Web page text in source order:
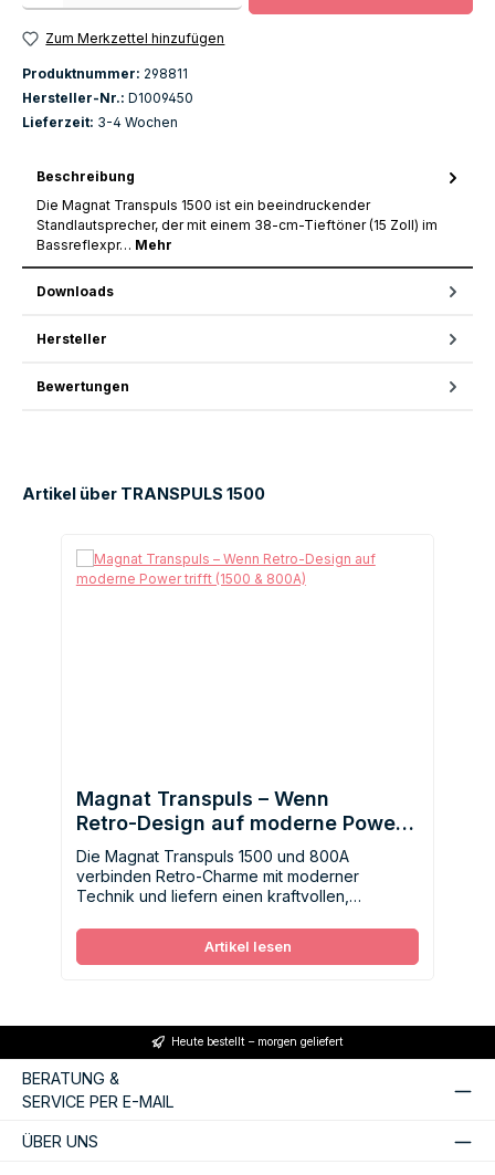
Zum Merkzettel hinzufügen
Produktnummer: 298811
Hersteller-Nr.: D1009450
Lieferzeit: 3-4 Wochen
Beschreibung
Die Magnat Transpuls 1500 ist ein beeindruckender
Standlautsprecher, der mit einem 38-cm-Tieftöner (15 Zoll) im
Bassreflexpr… Mehr
Downloads
Hersteller
Bewertungen
Artikel über TRANSPULS 1500
Magnat Transpuls – Wenn
Retro‑Design auf moderne Power
trifft (1500 & 800A)
Die Magnat Transpuls 1500 und 800A
verbinden Retro‑Charme mit moderner
Technik und liefern einen kraftvollen,
Hi‑Fi‑Klassiker.
Artikel lesen
Heute bestellt – morgen geliefert
BERATUNG &
SERVICE PER E-MAIL
ÜBER UNS